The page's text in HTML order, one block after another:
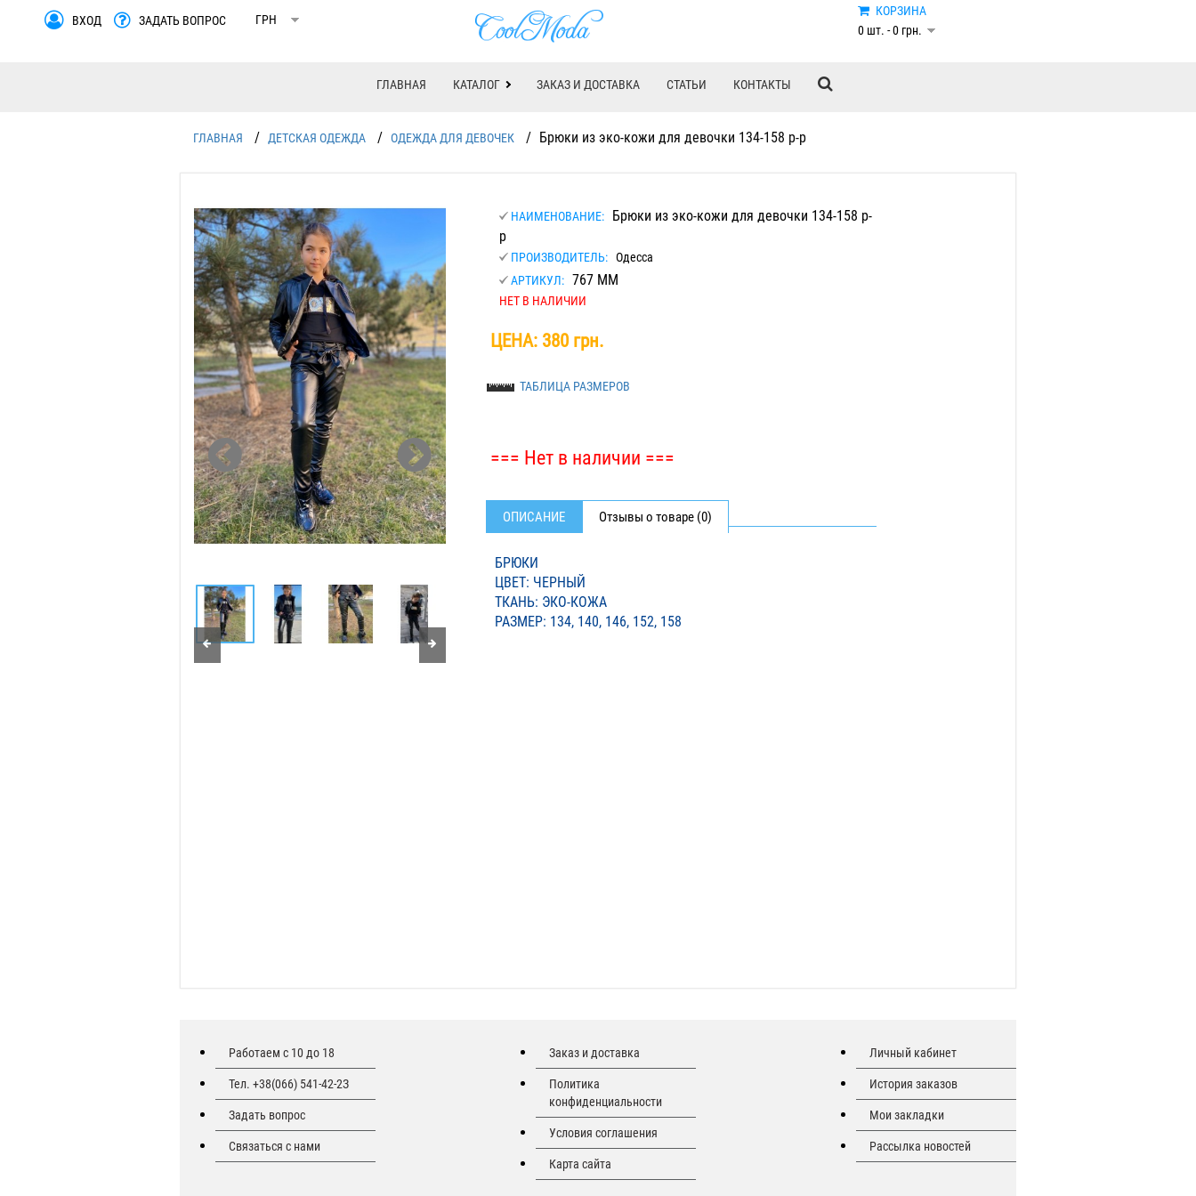
КОРЗИНА
0 шт. - 0 грн.
ВХОД ЗАДАТЬ ВОПРОС
ГЛАВНАЯ КАТАЛОГ ЗАКАЗ И ДОСТАВКА СТАТЬИ КОНТАКТЫ
ГЛАВНАЯ / ДЕТСКАЯ ОДЕЖДА / ОДЕЖДА ДЛЯ ДЕВОЧЕК / Брюки из эко-кожи для девочки 134-158 р-р
НАИМЕНОВАНИЕ:
Брюки из эко-кожи для девочки 134-158 р-
р
ПРОИЗВОДИТЕЛЬ: Одесса
АРТИКУЛ: 767 ММ
НЕТ В НАЛИЧИИ
ЦЕНА: 380 грн.
ТАБЛИЦА РАЗМЕРОВ
=== Нет в наличии ===
ОПИСАНИЕ Отзывы о товаре (0)
БРЮКИ
ЦВЕТ: ЧЕРНЫЙ
ТКАНЬ: ЭКО-КОЖА
РАЗМЕР: 134, 140, 146, 152, 158
Работаем с 10 до 18
Тел. +38(066) 541-42-2З
Задать вопрос
Связаться с нами
Заказ и доставка
Политика
конфиденциальности
Условия соглашения
Карта сайта
Личный кабинет
История заказов
Мои закладки
Рассылка новостей